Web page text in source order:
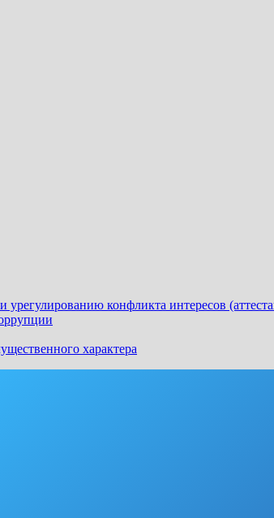
конфликта интересов
характера